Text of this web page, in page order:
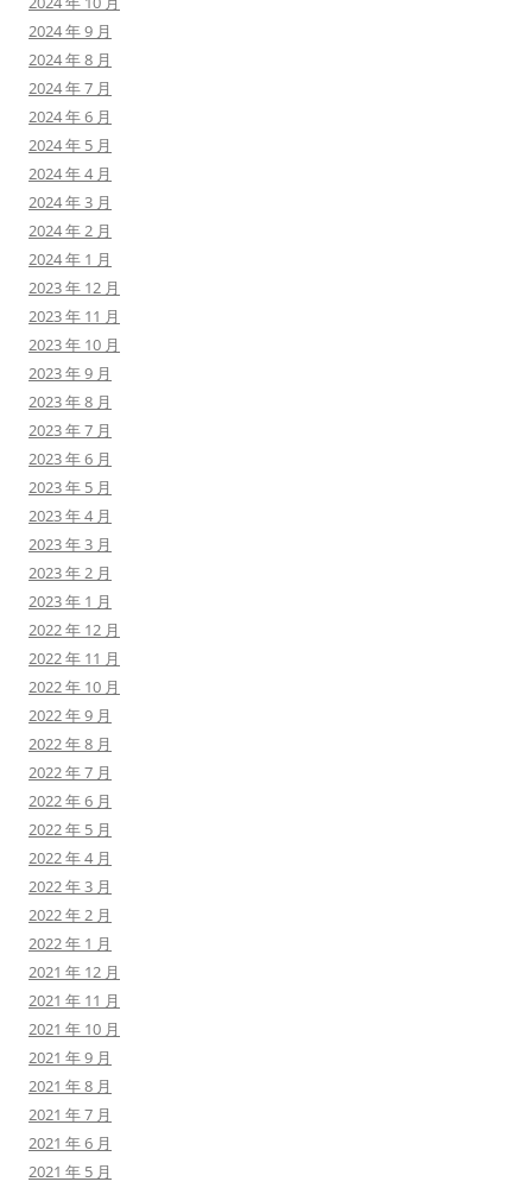
2024 年 9 月
2024 年 8 月
2024 年 7 月
2024 年 6 月
2024 年 5 月
2024 年 4 月
2024 年 3 月
2024 年 2 月
2024 年 1 月
2023 年 12 月
2023 年 11 月
2023 年 10 月
2023 年 9 月
2023 年 8 月
2023 年 7 月
2023 年 6 月
2023 年 5 月
2023 年 4 月
2023 年 3 月
2023 年 2 月
2023 年 1 月
2022 年 12 月
2022 年 11 月
2022 年 10 月
2022 年 9 月
2022 年 8 月
2022 年 7 月
2022 年 6 月
2022 年 5 月
2022 年 4 月
2022 年 3 月
2022 年 2 月
2022 年 1 月
2021 年 12 月
2021 年 11 月
2021 年 10 月
2021 年 9 月
2021 年 8 月
2021 年 7 月
2021 年 6 月
2021 年 5 月